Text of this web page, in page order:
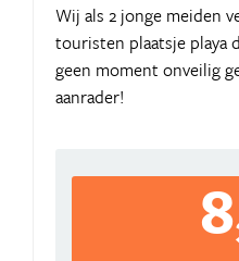
Wij als 2 jonge meiden
touristen plaatsje playa
geen moment onveilig
aanrader!